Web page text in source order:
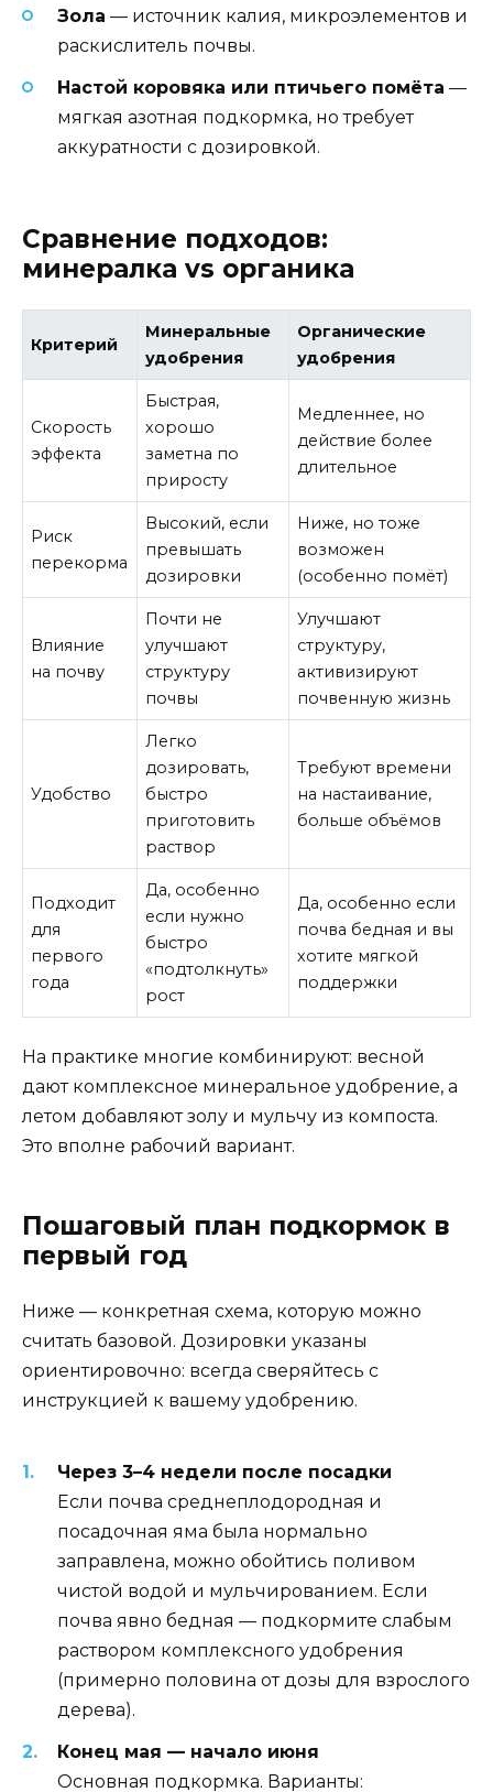
Зола — источник калия, микроэлементов и
раскислитель почвы.
Настой коровяка или птичьего помёта —
мягкая азотная подкормка, но требует
аккуратности с дозировкой.
Сравнение подходов:
минералка vs органика
Критерий
Минеральные
удобрения
Органические
удобрения
Скорость
эффекта
Быстрая,
хорошо
заметна по
приросту
Медленнее, но
действие более
длительное
Риск
перекорма
Высокий, если
превышать
дозировки
Ниже, но тоже
возможен
(особенно помёт)
Влияние
на почву
Почти не
улучшают
структуру
почвы
Улучшают
структуру,
активизируют
почвенную жизнь
Удобство
Легко
дозировать,
быстро
приготовить
раствор
Требуют времени
на настаивание,
больше объёмов
Подходит
для
первого
года
Да, особенно
если нужно
быстро
«подтолкнуть»
рост
Да, особенно если
почва бедная и вы
хотите мягкой
поддержки
На практике многие комбинируют: весной
дают комплексное минеральное удобрение, а
летом добавляют золу и мульчу из компоста.
Это вполне рабочий вариант.
Пошаговый план подкормок в
первый год
Ниже — конкретная схема, которую можно
считать базовой. Дозировки указаны
ориентировочно: всегда сверяйтесь с
инструкцией к вашему удобрению.
Через 3–4 недели после посадки
Если почва среднеплодородная и
посадочная яма была нормально
заправлена, можно обойтись поливом
чистой водой и мульчированием. Если
почва явно бедная — подкормите слабым
раствором комплексного удобрения
(примерно половина от дозы для взрослого
дерева).
Конец мая — начало июня
Основная подкормка. Варианты: